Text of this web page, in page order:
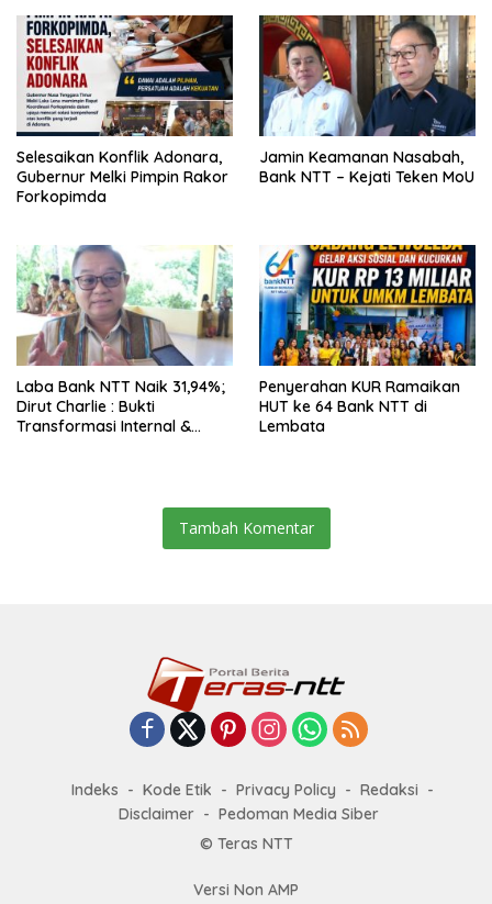
Selesaikan Konflik Adonara,
Gubernur Melki Pimpin Rakor
Forkopimda
Jamin Keamanan Nasabah,
Bank NTT – Kejati Teken MoU
Laba Bank NTT Naik 31,94%;
Dirut Charlie : Bukti
Transformasi Internal &
Penyerahan KUR Ramaikan
HUT ke 64 Bank NTT di
Lembata
Tambah Komentar
Indeks Kode Etik Privacy Policy
Redaksi
Disclaimer
Pedoman Media Siber
© Teras NTT
Versi Non AMP